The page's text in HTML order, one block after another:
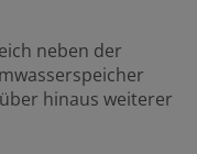
neben der
hinaus weiterer